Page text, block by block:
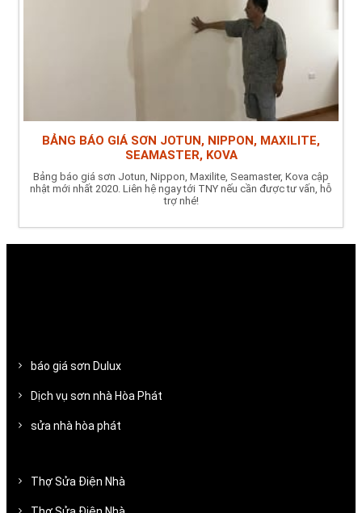
BẢNG BÁO GIÁ SƠN JOTUN, NIPPON, MAXILITE,
SEAMASTER, KOVA
Bảng báo giá sơn Jotun, Nippon, Maxilite, Seamaster, Kova cập
nhật mới nhất 2020. Liên hệ ngay tới TNY nếu cần được tư vấn, hỗ
trợ nhé!
báo giá sơn Dulux
Dịch vụ sơn nhà Hòa Phát
sửa nhà hòa phát
Thợ Sửa Điện Nhà